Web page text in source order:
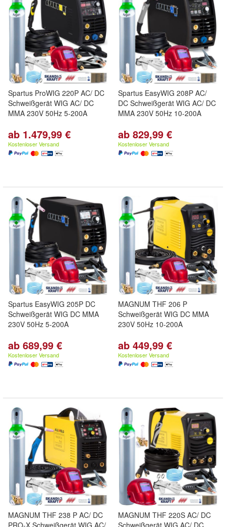
Spartus ProWIG 220P AC/ DC
Schweißgerät WIG AC/ DC
MMA 230V 50Hz 5-200A
ab 1.479,99 €
Kostenloser Versand
Spartus EasyWIG 208P AC/
DC Schweißgerät WIG AC/ DC
MMA 230V 50Hz 10-200A
ab 829,99 €
Kostenloser Versand
Spartus EasyWIG 205P DC
Schweißgerät WIG DC MMA
230V 50Hz 5-200A
ab 689,99 €
Kostenloser Versand
MAGNUM THF 206 P
Schweißgerät WIG DC MMA
230V 50Hz 10-200A
ab 449,99 €
Kostenloser Versand
MAGNUM THF 238 P AC/ DC
PRO-X Schweißgerät WIG AC/
MAGNUM THF 220S AC/ DC
Schweißgerät WIG AC/ DC